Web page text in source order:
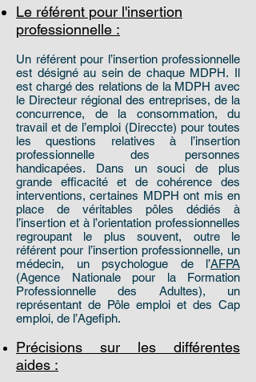
Le référent pour l'insertion
professionnelle :
Un référent pour l’insertion professionnelle
est désigné au sein de chaque MDPH. Il
est chargé des relations de la MDPH avec
le Directeur régional des entreprises, de la
concurrence, de la consommation, du
travail et de l’emploi (Direccte) pour toutes
les questions relatives à l’insertion
professionnelle des personnes
handicapées. Dans un souci de plus
grande efficacité et de cohérence des
interventions, certaines MDPH ont mis en
place de véritables pôles dédiés à
l’insertion et à l’orientation professionnelles
regroupant le plus souvent, outre le
référent pour l’insertion professionnelle, un
médecin, un psychologue de l’AFPA
(Agence Nationale pour la Formation
Professionnelle des Adultes), un
représentant de Pôle emploi et des Cap
emploi, de l’Agefiph.
Précisions sur les différentes
aides :